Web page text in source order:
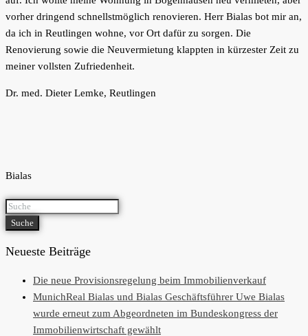
vorher dringend schnellstmöglich renovieren. Herr Bialas bot mir an,
da ich in Reutlingen wohne, vor Ort dafür zu sorgen. Die
Renovierung sowie die Neuvermietung klappten in kürzester Zeit zu
meiner vollsten Zufriedenheit.
Dr. med. Dieter Lemke, Reutlingen
Bialas
Suche
Neueste Beiträge
Die neue Provisionsregelung beim Immobilienverkauf
MunichReal Bialas und Bialas Geschäftsführer Uwe Bialas
wurde erneut zum Abgeordneten im Bundeskongress der
Immobilienwirtschaft gewählt